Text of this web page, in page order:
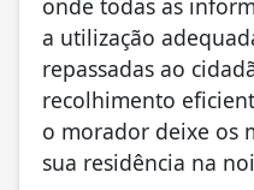
onde todas as
a utilização
repassadas ao
recolhimento
o morador deixe os
sua residência na